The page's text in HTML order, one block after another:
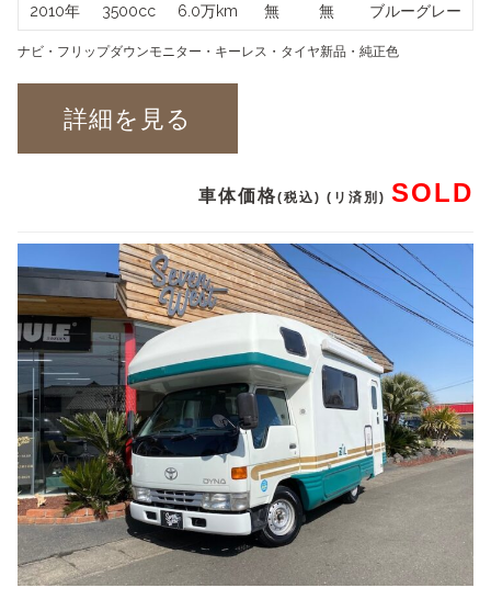
2010年 3500cc 6.0万km 無 無 ブルーグレー
ナビ・フリップダウンモニター・キーレス・タイヤ新品・純正色
詳細を見る
車体価格(税込) (リ済別)SOLD